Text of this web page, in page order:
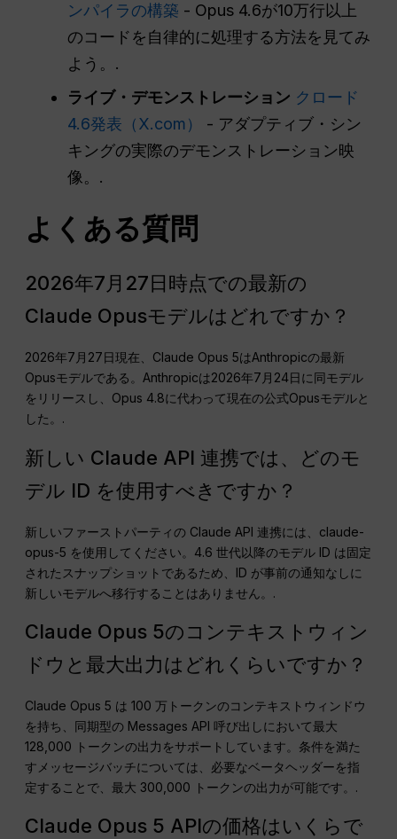
ンパイラの構築 - Opus 4.6が10万行以上
のコードを自律的に処理する方法を見てみ
よう。.
ライブ・デモンストレーション クロード
4.6発表（X.com）
- アダプティブ・シン
キングの実際のデモンストレーション映
像。.
よくある質問
2026年7月27日時点での最新の
Claude Opusモデルはどれですか？
2026年7月27日現在、Claude Opus 5はAnthropicの最新
Opusモデルである。Anthropicは2026年7月24日に同モデル
をリリースし、Opus 4.8に代わって現在の公式Opusモデルと
した。.
新しい Claude API 連携では、どのモ
デル ID を使用すべきですか？
新しいファーストパーティの Claude API 連携には、claude-
opus-5 を使用してください。4.6 世代以降のモデル ID は固定
されたスナップショットであるため、ID が事前の通知なしに
新しいモデルへ移行することはありません。.
Claude Opus 5のコンテキストウィン
ドウと最大出力はどれくらいですか？
Claude Opus 5 は 100 万トークンのコンテキストウィンドウ
を持ち、同期型の Messages API 呼び出しにおいて最大
128,000 トークンの出力をサポートしています。条件を満た
すメッセージバッチについては、必要なベータヘッダーを指
定することで、最大 300,000 トークンの出力が可能です。.
Claude Opus 5 APIの価格はいくらで